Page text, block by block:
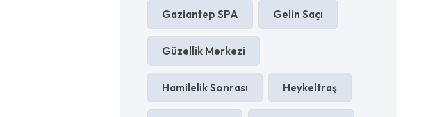
Gaziantep SPA Gelin Saçı
Güzellik Merkezi
Hamilelik Sonrası Heykeltraş